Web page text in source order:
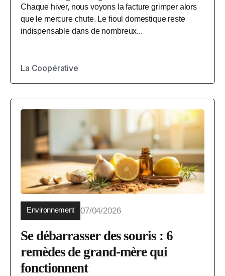
Chaque hiver, nous voyons la facture grimper alors
que le mercure chute. Le fioul domestique reste
indispensable dans de nombreux...
La Coopérative
Environnement 07/04/2026
Se débarrasser des souris : 6
remèdes de grand-mère qui
fonctionnent